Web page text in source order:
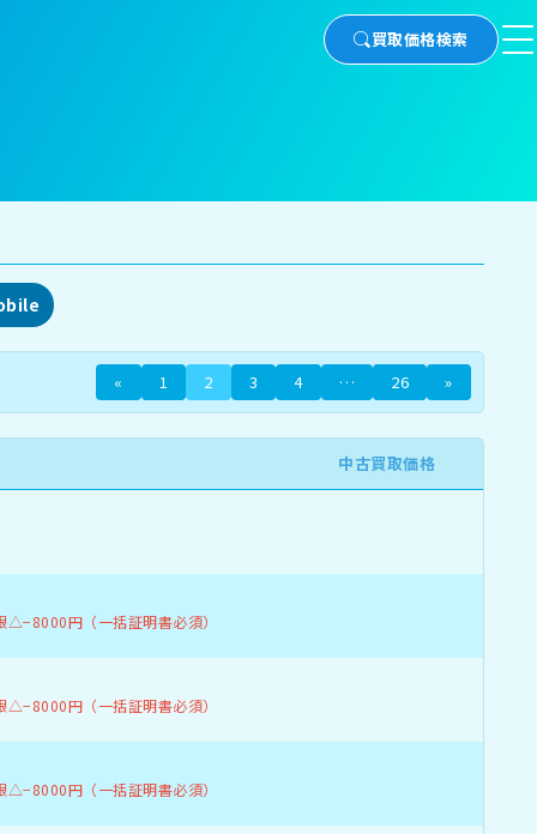
買取価格検索
« 1 2 3 4 … 26 »
中古買取価格
△−8000円（一括証明書必須）
△−8000円（一括証明書必須）
△−8000円（一括証明書必須）